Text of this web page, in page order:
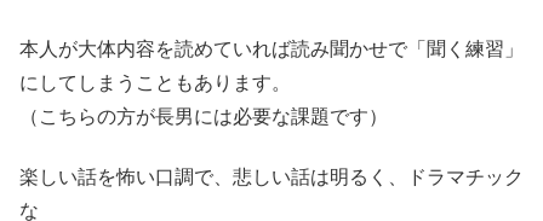
本人が大体内容を読めていれば読み聞かせで「聞く練習」
にしてしまうこともあります。
（こちらの方が長男には必要な課題です）
楽しい話を怖い口調で、悲しい話は明るく、ドラマチック
な